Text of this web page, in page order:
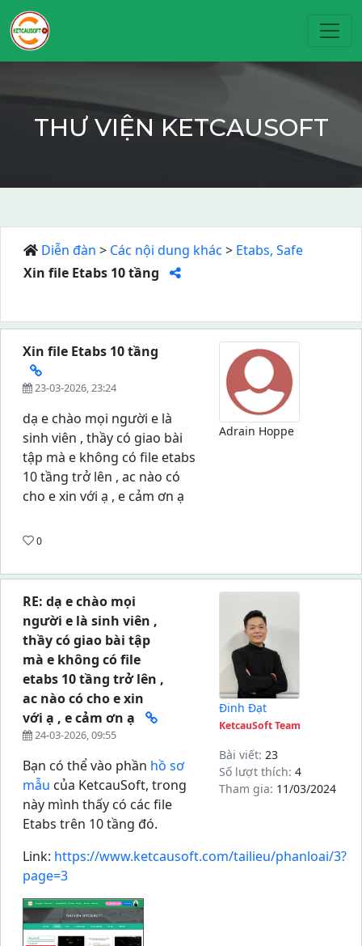
THƯ VIỆN KETCAUSOFT
Diễn đàn > Các nội dung khác > Etabs, Safe
Xin file Etabs 10 tầng
Xin file Etabs 10 tầng
23-03-2026, 23:24
dạ e chào mọi người e là
sinh viên , thầy có giao bài
tập mà e không có file etabs
10 tầng trở lên , ac nào có
cho e xin với ạ , e cảm ơn ạ
0
Adrain Hoppe
RE: dạ e chào mọi
người e là sinh viên ,
thầy có giao bài tập
mà e không có file
etabs 10 tầng trở lên ,
ac nào có cho e xin
với ạ , e cảm ơn ạ
24-03-2026, 09:55
Bạn có thể vào phần hồ sơ
mẫu của KetcauSoft, trong
này mình thấy có các file
Etabs trên 10 tầng đó.
Link: https://www.ketcausoft.com/tailieu/phanloai/3?
page=3
Đinh Đạt
KetcauSoft Team
Bài viết: 23
Số lượt thích: 4
Tham gia: 11/03/2024